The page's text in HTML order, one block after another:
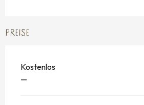
PREISE
Kostenlos
—